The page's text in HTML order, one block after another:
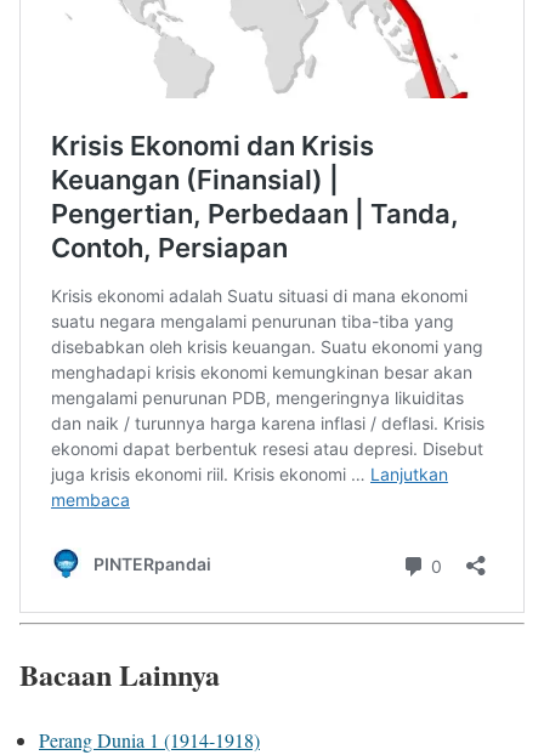
Bacaan Lainnya
Perang Dunia 1 (1914-1918)